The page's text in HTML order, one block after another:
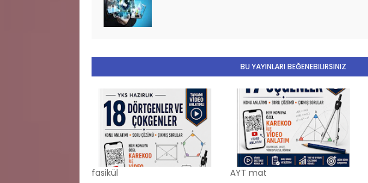
BU YAYINLARI BEĞENEBILIRSINIZ
fasikül AYT mat